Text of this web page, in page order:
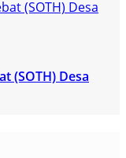
(SOTH) Desa